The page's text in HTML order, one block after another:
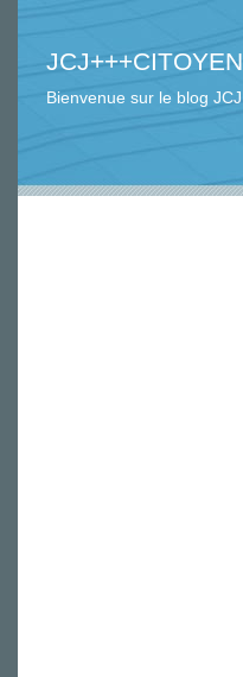
JCJ+++CITOYEN
Bienvenue sur le blog JCJ